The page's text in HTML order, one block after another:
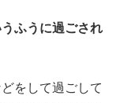
ふうに過ごされ
をして過ごして